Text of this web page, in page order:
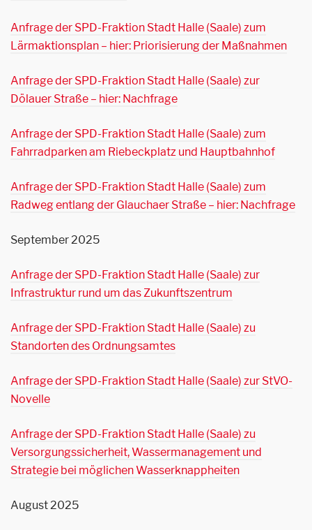
Anfrage der SPD-Fraktion Stadt Halle (Saale) zum
Lärmaktionsplan – hier: Priorisierung der Maßnahmen
Anfrage der SPD-Fraktion Stadt Halle (Saale) zur
Dölauer Straße – hier: Nachfrage
Anfrage der SPD-Fraktion Stadt Halle (Saale) zum
Fahrradparken am Riebeckplatz und Hauptbahnhof
Anfrage der SPD-Fraktion Stadt Halle (Saale) zum
Radweg entlang der Glauchaer Straße – hier: Nachfrage
September 2025
Anfrage der SPD-Fraktion Stadt Halle (Saale) zur
Infrastruktur rund um das Zukunftszentrum
Anfrage der SPD-Fraktion Stadt Halle (Saale) zu
Standorten des Ordnungsamtes
Anfrage der SPD-Fraktion Stadt Halle (Saale) zur StVO-
Novelle
Anfrage der SPD-Fraktion Stadt Halle (Saale) zu
Versorgungssicherheit, Wassermanagement und
Strategie bei möglichen Wasserknappheiten
August 2025